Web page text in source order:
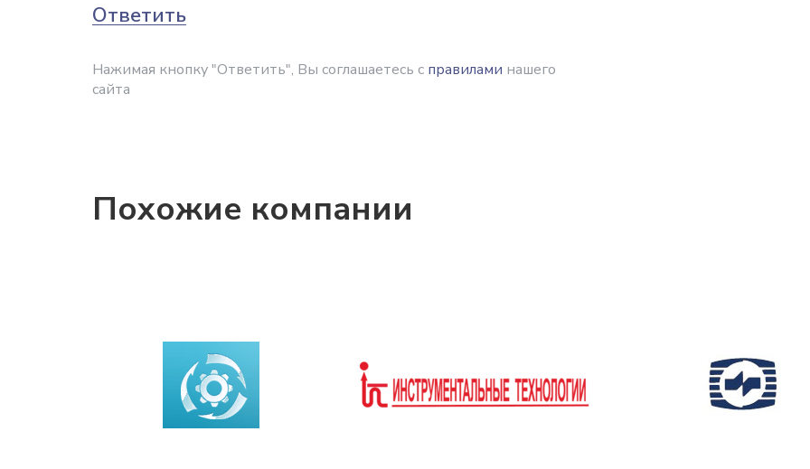
Ответить
Нажимая кнопку "Ответить", Вы соглашаетесь с правилами нашего
сайта
Похожие компании